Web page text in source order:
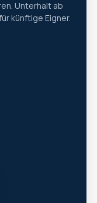
Unterhalt ab
künftige Eigner.